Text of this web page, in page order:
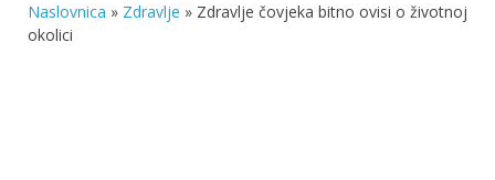
Naslovnica » Zdravlje » Zdravlje čovjeka bitno ovisi o životnoj
okolici